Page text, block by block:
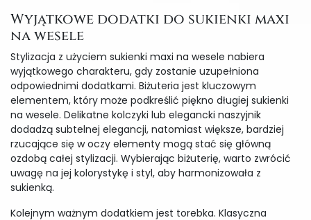
Wyjątkowe dodatki do sukienki maxi
na wesele
Stylizacja z użyciem sukienki maxi na wesele nabiera
wyjątkowego charakteru, gdy zostanie uzupełniona
odpowiednimi dodatkami. Biżuteria jest kluczowym
elementem, który może podkreślić piękno długiej sukienki
na wesele. Delikatne kolczyki lub elegancki naszyjnik
dodadzą subtelnej elegancji, natomiast większe, bardziej
rzucające się w oczy elementy mogą stać się główną
ozdobą całej stylizacji. Wybierając biżuterię, warto zwrócić
uwagę na jej kolorystykę i styl, aby harmonizowała z
sukienką.
Kolejnym ważnym dodatkiem jest torebka. Klasyczna